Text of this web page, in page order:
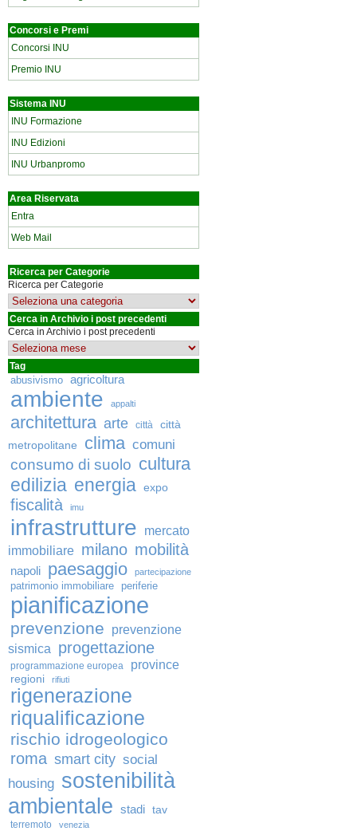
Concorsi e Premi
Concorsi INU
Premio INU
Sistema INU
INU Formazione
INU Edizioni
INU Urbanpromo
Area Riservata
Entra
Web Mail
Ricerca per Categorie
Ricerca per Categorie
Cerca in Archivio i post precedenti
Cerca in Archivio i post precedenti
Tag
abusivismo agricoltura
ambiente appalti
architettura arte città
città
metropolitane
clima comuni
consumo di suolo cultura
edilizia energia expo
fiscalità imu
infrastrutture
mercato
immobiliare milano mobilità
napoli paesaggio partecipazione
patrimonio immobiliare periferie
pianificazione
prevenzione
prevenzione
sismica
progettazione
programmazione europea province
regioni rifiuti
rigenerazione
riqualificazione
rischio idrogeologico
roma smart city social
housing sostenibilità
ambientale stadi tav
terremoto venezia